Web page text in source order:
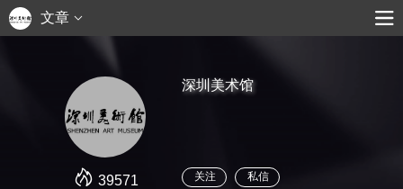
文章
39571
深圳美术馆
关注 私信